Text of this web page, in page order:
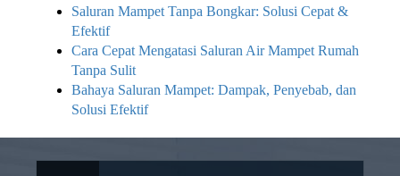
Saluran Mampet Tanpa Bongkar: Solusi Cepat &
Efektif
Cara Cepat Mengatasi Saluran Air Mampet Rumah
Tanpa Sulit
Bahaya Saluran Mampet: Dampak, Penyebab, dan
Solusi Efektif